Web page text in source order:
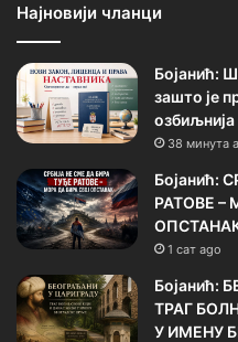
Најновији чланци
Бојанић:
зашто је
озбиљнија
38 минута
Бојанић:
РАТОВЕ –
1 сат ago
Бојанић:
ТРАГ
У ИМЕНУ